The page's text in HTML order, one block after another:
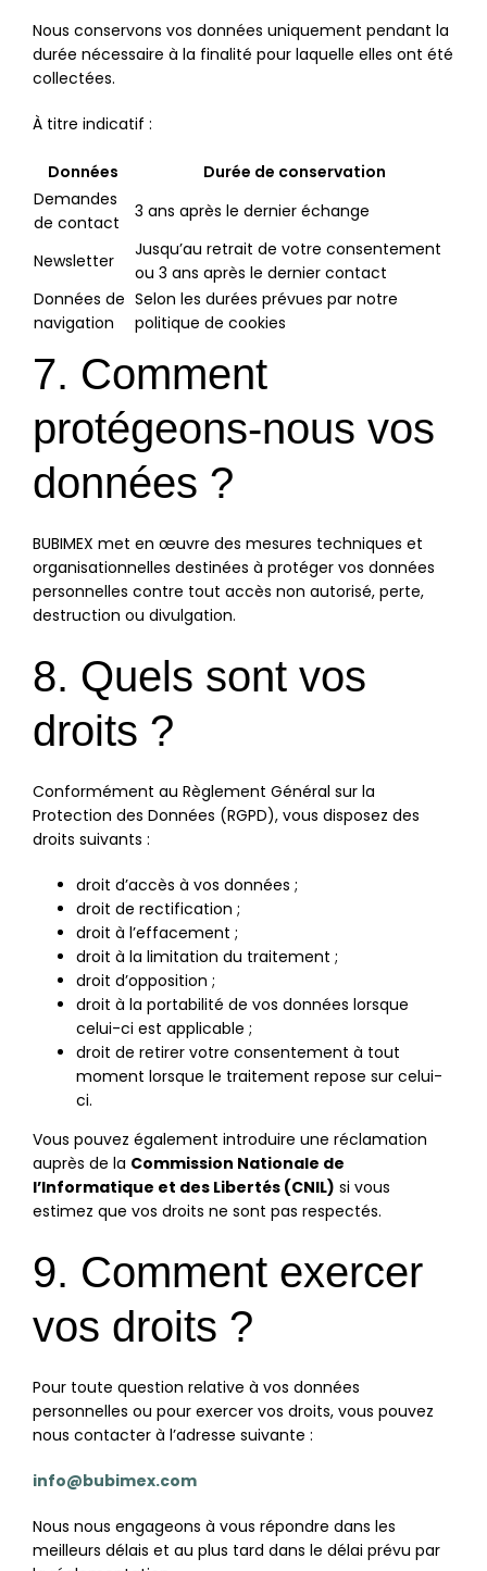
Nous conservons vos données uniquement pendant la
durée nécessaire à la finalité pour laquelle elles ont été
collectées.
À titre indicatif :
Données
Durée de conservation
Demandes
de contact
3 ans après le dernier échange
Newsletter
Jusqu’au retrait de votre consentement
ou 3 ans après le dernier contact
Données de
navigation
Selon les durées prévues par notre
politique de cookies
7. Comment
protégeons-nous vos
données ?
BUBIMEX met en œuvre des mesures techniques et
organisationnelles destinées à protéger vos données
personnelles contre tout accès non autorisé, perte,
destruction ou divulgation.
8. Quels sont vos
droits ?
Conformément au Règlement Général sur la
Protection des Données (RGPD), vous disposez des
droits suivants :
droit d’accès à vos données ;
droit de rectification ;
droit à l’effacement ;
droit à la limitation du traitement ;
droit d’opposition ;
droit à la portabilité de vos données lorsque
celui-ci est applicable ;
droit de retirer votre consentement à tout
moment lorsque le traitement repose sur celui-
ci.
Vous pouvez également introduire une réclamation
auprès de la Commission Nationale de
l’Informatique et des Libertés (CNIL) si vous
estimez que vos droits ne sont pas respectés.
9. Comment exercer
vos droits ?
Pour toute question relative à vos données
personnelles ou pour exercer vos droits, vous pouvez
nous contacter à l’adresse suivante :
info@bubimex.com
Nous nous engageons à vous répondre dans les
meilleurs délais et au plus tard dans le délai prévu par